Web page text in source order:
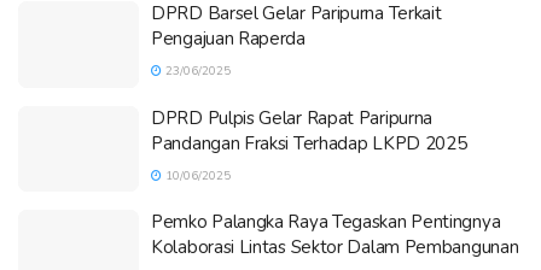
DPRD Barsel Gelar Paripurna Terkait
Pengajuan Raperda
23/06/2025
DPRD Pulpis Gelar Rapat Paripurna
Pandangan Fraksi Terhadap LKPD 2025
10/06/2025
Pemko Palangka Raya Tegaskan Pentingnya
Kolaborasi Lintas Sektor Dalam Pembangunan